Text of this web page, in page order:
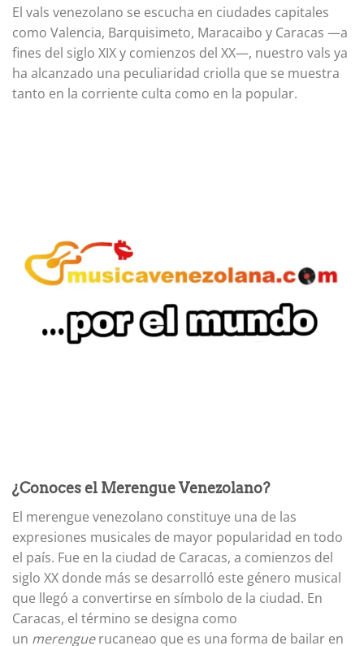
El vals venezolano se escucha en ciudades capitales
como Valencia, Barquisimeto, Maracaibo y Caracas —a
fines del siglo XIX y comienzos del XX—, nuestro vals ya
ha alcanzado una peculiaridad criolla que se muestra
tanto en la corriente culta como en la popular.
¿Conoces el Merengue Venezolano?
El merengue venezolano constituye una de las
expresiones musicales de mayor popularidad en todo
el país. Fue en la ciudad de Caracas, a comienzos del
siglo XX donde más se desarrolló este género musical
que llegó a convertirse en símbolo de la ciudad. En
Caracas, el término se designa como
un merenguerucaneao que es una forma de bailar en